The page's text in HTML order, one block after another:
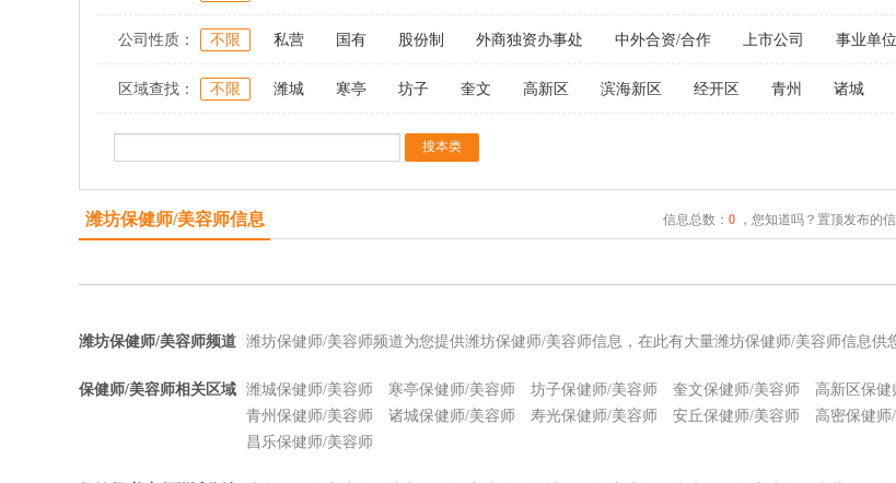
公司性质： 不限 私营 国有 股份制 外商独资办事处 中外合资/合作 上市公司 事业单位
区域查找： 不限 潍城 寒亭 坊子 奎文 高新区 滨海新区 经开区 青州 诸城
潍坊保健师/美容师信息 信息总数： 0，您知道吗？置顶发布的信
潍坊保健师/美容师频道 潍坊保健师/美容师频道为您提供潍坊保健师/美容师信息，在此有大量潍坊保健师/美容师信息供
保健师/美容师相关区域 潍城保健师/美容师 寒亭保健师/美容师 坊子保健师/美容师 奎文保健师/美容师 高新区保健
青州保健师/美容师
诸城保健师/美容师 寿光保健师/美容师 安丘保健师/美容师 高密保健师
昌乐保健师/美容师